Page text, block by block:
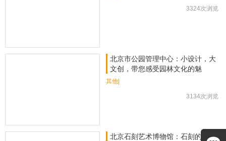
3324次浏览
北京市公园管理中心：小设计，大
文创，带您感受园林文化的魅
其他|
3134次浏览
北京石刻艺术博物馆：石刻的华章